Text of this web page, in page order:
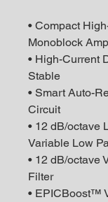
• Compact
Monoblock
• High-Current
Stable
• Smart Auto-
Circuit
• 12 dB/octave
Variable Low
• 12 dB/octave
Filter
• EPICBoost™